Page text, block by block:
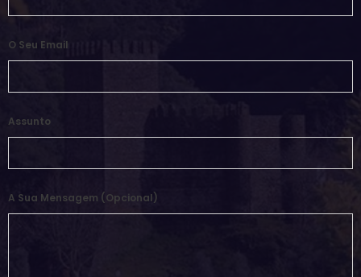
O Seu Email
Assunto
A Sua Mensagem (opcional)